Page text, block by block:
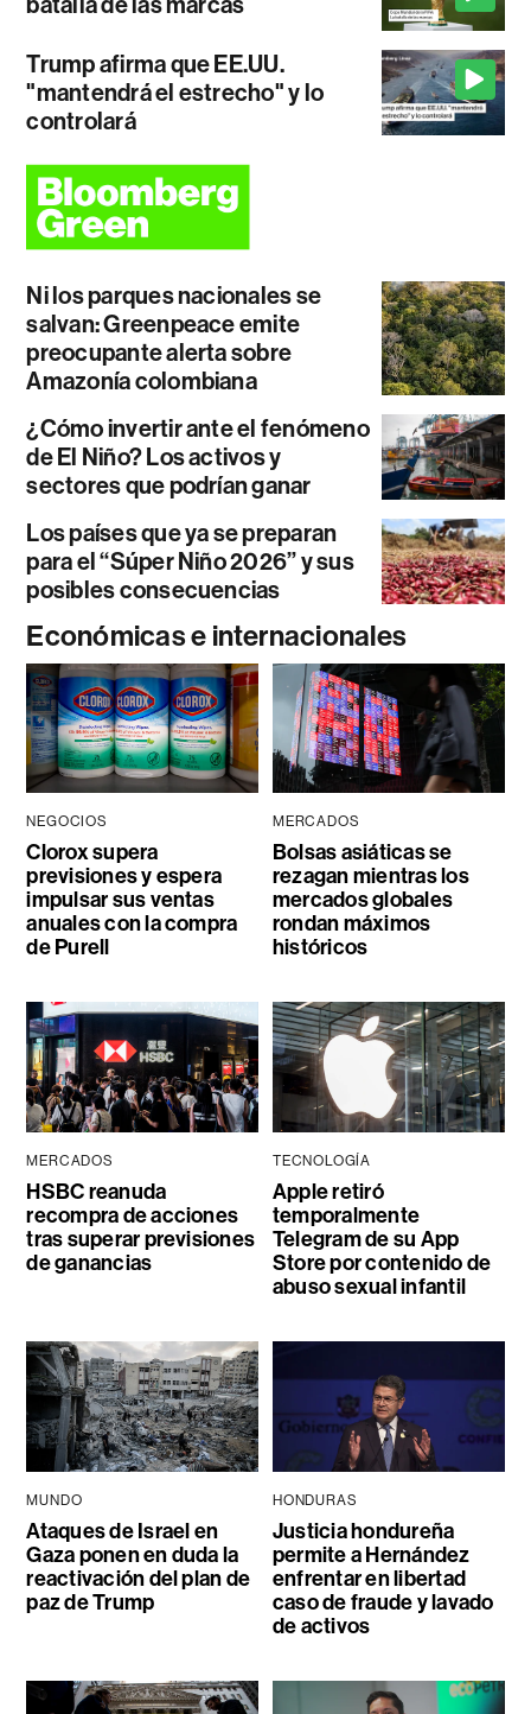
Trump afirma que EE.UU.
"mantendrá el estrecho" y lo
controlará
Ni los parques nacionales se
salvan: Greenpeace emite
preocupante alerta sobre
Amazonía colombiana
¿Cómo invertir ante el fenómeno
de El Niño? Los activos y
sectores que podrían ganar
Los países que ya se preparan
para el “Súper Niño 2026” y sus
posibles consecuencias
Económicas e internacionales
NEGOCIOS
Clorox supera
previsiones y espera
impulsar sus ventas
anuales con la compra
de Purell
MERCADOS
Bolsas asiáticas se
rezagan mientras los
mercados globales
rondan máximos
históricos
MERCADOS
HSBC reanuda
recompra de acciones
tras superar previsiones
de ganancias
TECNOLOGÍA
Apple retiró
temporalmente
Telegram de su App
Store por contenido de
abuso sexual infantil
MUNDO
Ataques de Israel en
Gaza ponen en duda la
reactivación del plan de
paz de Trump
HONDURAS
Justicia hondureña
permite a Hernández
enfrentar en libertad
caso de fraude y lavado
de activos